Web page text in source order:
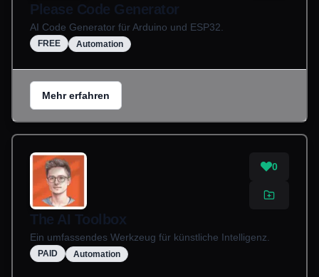
Please Code Generator
AI Code Generator für Arduino und ESP32.
FREE Automation
Mehr erfahren
0
The AI Toolbox
Ein umfassendes Werkzeug für künstliche Intelligenz.
PAID Automation